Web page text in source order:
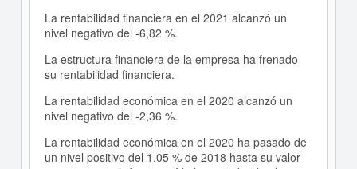
La rentabilidad financiera en el 2021 alcanzó un
nivel negativo del -6,82 %.
La estructura financiera de la empresa ha frenado
su rentabilidad financiera.
La rentabilidad económica en el 2020 alcanzó un
nivel negativo del -2,36 %.
La rentabilidad económica en el 2020 ha pasado de
un nivel positivo del 1,05 % de 2018 hasta su valor